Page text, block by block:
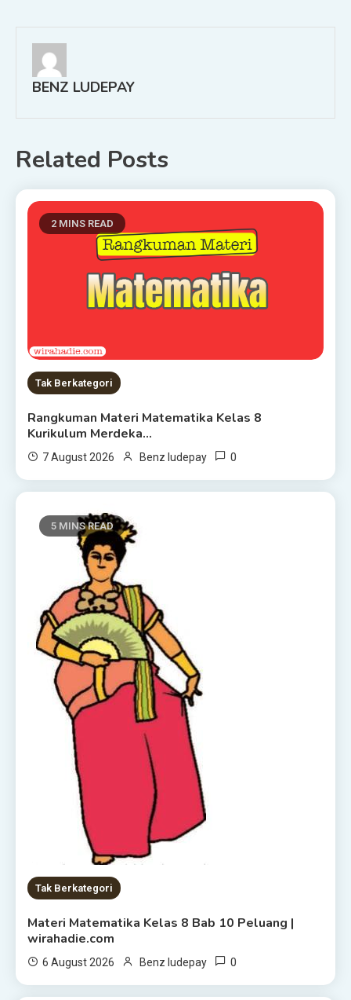
BENZ LUDEPAY
Related Posts
2 MINS READ
Tak Berkategori
Rangkuman Materi Matematika Kelas 8
Kurikulum Merdeka…
7 August 2026 Benz ludepay 0
5 MINS READ
Tak Berkategori
Materi Matematika Kelas 8 Bab 10 Peluang |
wirahadie.com
6 August 2026 Benz ludepay 0